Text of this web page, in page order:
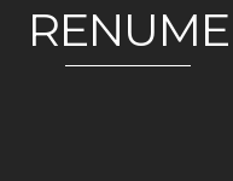
RENUME